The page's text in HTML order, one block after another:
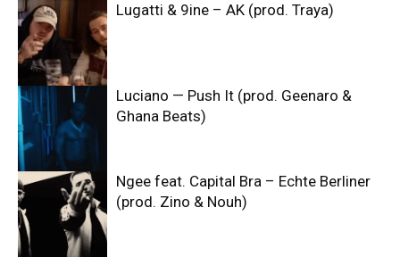
Lugatti & 9ine – AK (prod. Traya)
Luciano — Push It (prod. Geenaro &
Ghana Beats)
Ngee feat. Capital Bra – Echte Berliner
(prod. Zino & Nouh)